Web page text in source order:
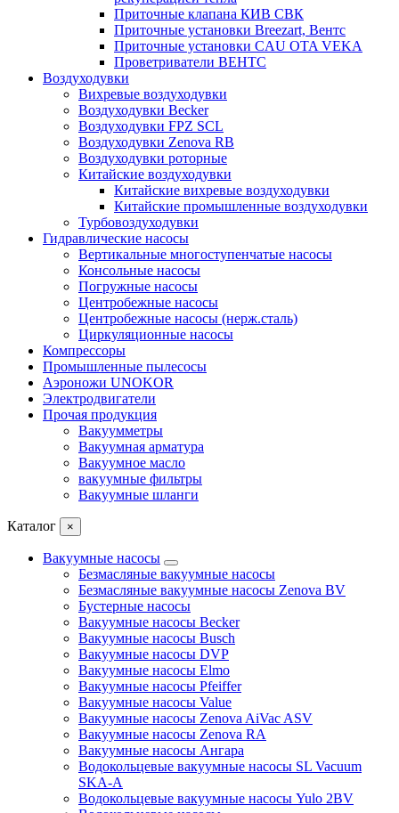
Приточные клапана КИВ СВК
Приточные установки Breezart, Вентс
Приточные установки CAU OTA VEKA
Проветриватели ВЕНТС
Воздуходувки
Вихревые воздуходувки
Воздуходувки Becker
Воздуходувки FPZ SCL
Воздуходувки Zenova RB
Воздуходувки роторные
Китайские воздуходувки
Китайские вихревые воздуходувки
Китайские промышленные воздуходувки
Турбовоздуходувки
Гидравлические насосы
Вертикальные многоступенчатые насосы
Консольные насосы
Погружные насосы
Центробежные насосы
Центробежные насосы (нерж.сталь)
Циркуляционные насосы
Компрессоры
Промышленные пылесосы
Аэроножи UNOKOR
Электродвигатели
Прочая продукция
Вакуумметры
Вакуумная арматура
Вакуумное масло
вакуумные фильтры
Вакуумные шланги
Каталог ×
Вакуумные насосы
Безмасляные вакуумные насосы
Безмасляные вакуумные насосы Zenova BV
Бустерные насосы
Вакуумные насосы Becker
Вакуумные насосы Busch
Вакуумные насосы DVP
Вакуумные насосы Elmo
Вакуумные насосы Pfeiffer
Вакуумные насосы Value
Вакуумные насосы Zenova AiVac ASV
Вакуумные насосы Zenova RA
Вакуумные насосы Ангара
Водокольцевые вакуумные насосы SL Vacuum
SKA-A
Водокольцевые вакуумные насосы Yulo 2BV